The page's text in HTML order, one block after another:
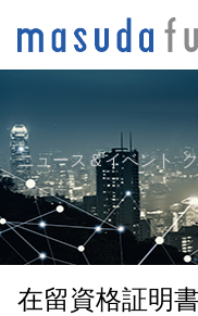
ニュース＆イベント:
在留資格証明